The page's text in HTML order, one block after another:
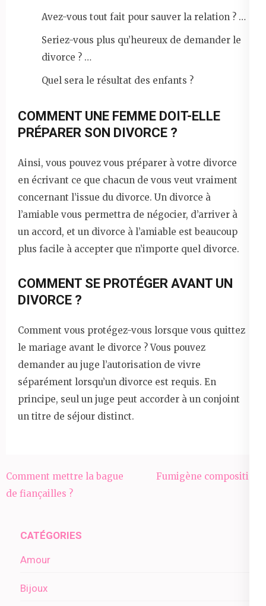
Avez-vous tout fait pour sauver la relation ? …
Seriez-vous plus qu’heureux de demander le
divorce ? …
Quel sera le résultat des enfants ?
COMMENT UNE FEMME DOIT-ELLE
PRÉPARER SON DIVORCE ?
Ainsi, vous pouvez vous préparer à votre divorce
en écrivant ce que chacun de vous veut vraiment
concernant l’issue du divorce. Un divorce à
l’amiable vous permettra de négocier, d’arriver à
un accord, et un divorce à l’amiable est beaucoup
plus facile à accepter que n’importe quel divorce.
COMMENT SE PROTÉGER AVANT UN
DIVORCE ?
Comment vous protégez-vous lorsque vous quittez
le mariage avant le divorce ? Vous pouvez
demander au juge l’autorisation de vivre
séparément lorsqu’un divorce est requis. En
principe, seul un juge peut accorder à un conjoint
un titre de séjour distinct.
Navigation
de
Comment mettre la bague
de fiançailles ?
Fumigène composition
CATÉGORIES
Amour
Bijoux